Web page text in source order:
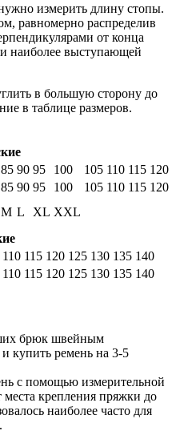
измерить длину стопы.
равномерно распределив
от конца
наиболее выступающей
в большую сторону до
в таблице размеров.
85 90 95 100 105 110 115 120
85 90 95 100 105 110 115 120
M L XL XXL
110 115 120 125 130 135 140
110 115 120 125 130 135 140
брюк швейным
купить ремень на 3-5
с помощью измерительной
крепления пряжки до
наиболее часто для